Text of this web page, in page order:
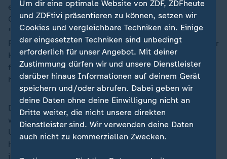
erstmals verliehenen Götz-George-Preis geehrt. Die
Götz George Stiftung würdigte Baal damals als
"großartige Schauspielerin und bewundernswerte
Frau". Sie öffne sich schonungslos und mit berührender
Hingabe ihren Figuren und mache dadurch auch
feinste Nuancen ihrer großen Gefühlsskala sichtbar,
hieß es damals.
Die Schauspielerin lebte bis zuletzt in Berlin - auch
wenn sie im hohen Alter immer wieder über einen
Umzug etwa zur Tochter nach Wien nachdachte. "Sie
hat Berlin zu sehr geliebt und wollte unbedingt in
ihrem geliebten Charlottenburg bleiben", sagte
Um dir eine optimale Website von ZDF, ZDFheute
und ZDFtivi präsentieren zu können, setzen wir
Cookies und vergleichbare Techniken ein. Einige
der eingesetzten Techniken sind unbedingt
erforderlich für unser Angebot. Mit deiner
Zustimmung dürfen wir und unsere Dienstleister
darüber hinaus Informationen auf deinem Gerät
speichern und/oder abrufen. Dabei geben wir
deine Daten ohne deine Einwilligung nicht an
Dritte weiter, die nicht unsere direkten
Dienstleister sind. Wir verwenden deine Daten
auch nicht zu kommerziellen Zwecken.